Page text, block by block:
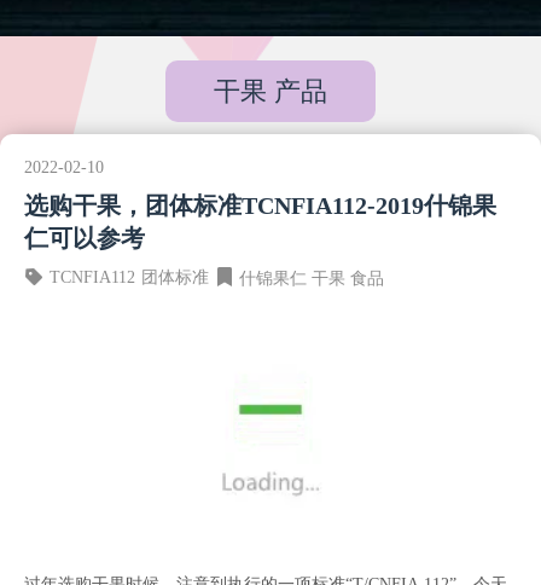
干果 产品
2022-02-10
选购干果，团体标准TCNFIA112-2019什锦果
仁可以参考
TCNFIA112 团体标准 什锦果仁 干果 食品